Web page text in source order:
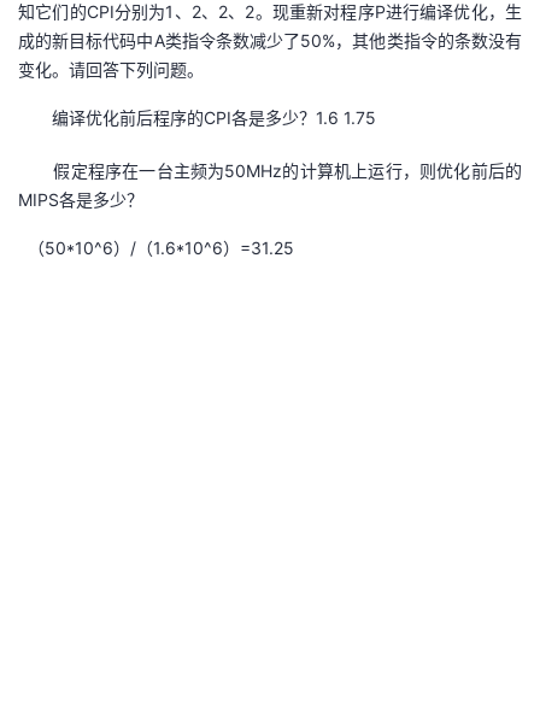
知它们的CPI分别为1、2、2、2。现重新对程序P进行编译优化，生
成的新目标代码中A类指令条数减少了50%，其他类指令的条数没有
变化。请回答下列问题。
编译优化前后程序的CPI各是多少？1.6 1.75
假定程序在一台主频为50MHz的计算机上运行，则优化前后的
MIPS各是多少？
（50*10^6）/（1.6*10^6）=31.25